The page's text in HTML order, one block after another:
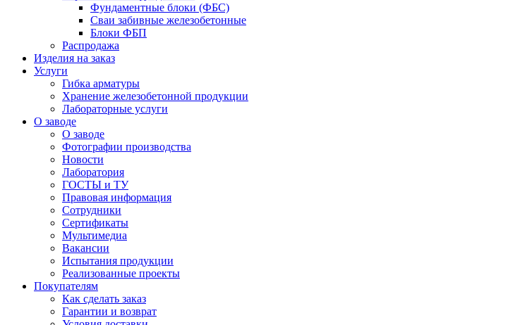
Фундаментные блоки (ФБС)
Сваи забивные железобетонные
Блоки ФБП
Распродажа
Изделия на заказ
Услуги
Гибка арматуры
Хранение железобетонной продукции
Лабораторные услуги
О заводе
О заводе
Фотографии производства
Новости
Лаборатория
ГОСТЫ и ТУ
Правовая информация
Сотрудники
Сертификаты
Мультимедиа
Вакансии
Испытания продукции
Реализованные проекты
Покупателям
Как сделать заказ
Гарантии и возврат